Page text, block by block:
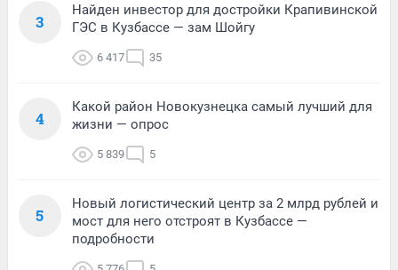
3
Найден инвестор для достройки Крапивинской
ГЭС в Кузбассе — зам Шойгу
6 417 35
4
Какой район Новокузнецка самый лучший для
жизни — опрос
5 839 5
5
Новый логистический центр за 2 млрд рублей и
мост для него отстроят в Кузбассе —
подробности